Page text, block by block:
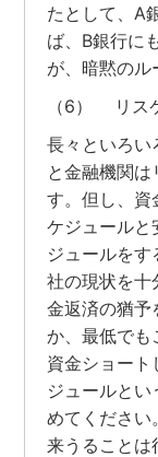
たとして、A
ば、B銀行に
が、暗黙のル
（6） リス
長々といろい
と金融機関は
す。但し、
ケジュールと
ジュールを
社の現状を十
金返済の猶予
か、最低でも
資金ショート
ジュールと
めてください
来うることは